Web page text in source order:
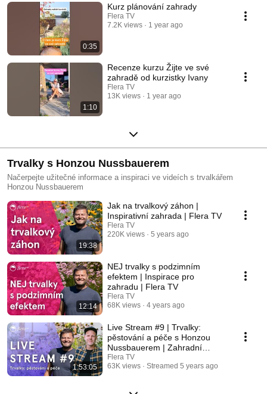
0:35
Kurz plánování zahrady
Flera TV
7.2K views
1 year ago
1:10
Recenze kurzu Žijte ve své
zahradě od kurzistky Ivany
Flera TV
13K views
1 year ago
Trvalky s Honzou Nussbauerem
Načerpejte užitečné informace a inspiraci ve videích s trvalkářem
Honzou Nussbauerem
19:38
Jak na trvalkový záhon |
Inspirativní zahrada | Flera TV
Flera TV
220K views
5 years ago
12:14
NEJ trvalky s podzimním
efektem | Inspirace pro
zahradu | Flera TV
Flera TV
68K views
4 years ago
1:53:05
Live Stream #9 | Trvalky:
pěstování a péče s Honzou
Nussbauerem | Zahradní
poradna | Flera TV
Flera TV
63K views
Streamed 5 years ago